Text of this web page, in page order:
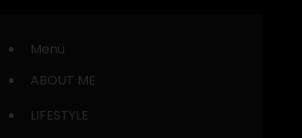
Menü
ABOUT ME
LIFESTYLE